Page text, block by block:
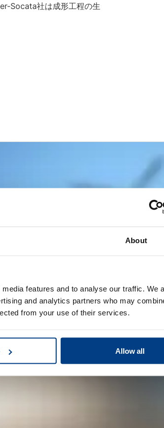
About
features and to analyse our traffic. We
and analytics partners who may
from your use of their services.
Allow all
Socata社は成形工程の生
PAPER
金成形の最適化 – ジェッ
ト